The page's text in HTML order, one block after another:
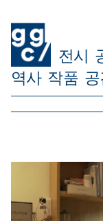
전시
역사 작품
ggc/